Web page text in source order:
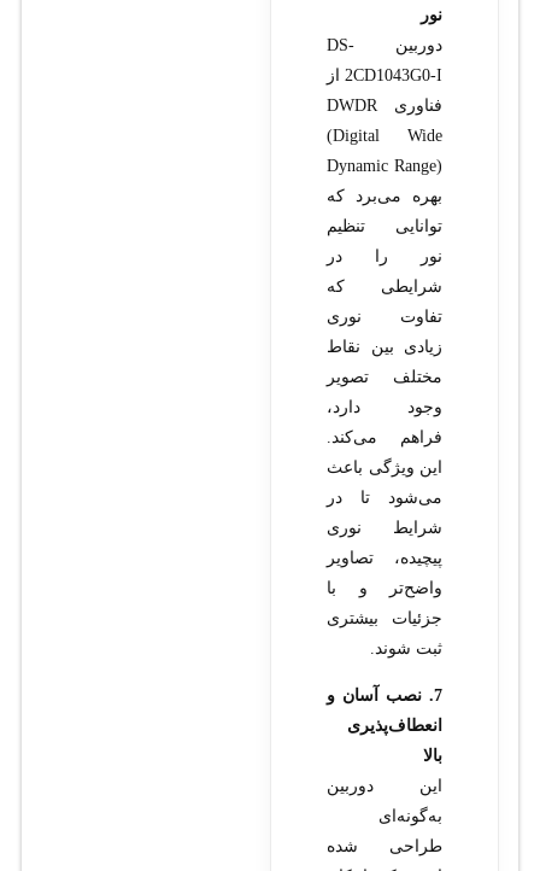
نور
دوربین DS-
2CD1043G0-I از
فناوری DWDR
(Digital Wide
Dynamic Range)
بهره می‌برد که
توانایی تنظیم
نور را در
شرایطی که
تفاوت نوری
زیادی بین نقاط
مختلف تصویر
وجود دارد،
فراهم می‌کند.
این ویژگی باعث
می‌شود تا در
شرایط نوری
پیچیده، تصاویر
واضح‌تر و با
جزئیات بیشتری
ثبت شوند.
7. نصب آسان و
انعطاف‌پذیری
بالا
این دوربین
به‌گونه‌ای
طراحی شده